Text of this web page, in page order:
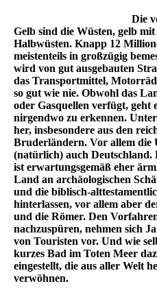
Die
Gelb sind die Wüsten, gelb
Halbwüsten. Knapp 12
meistenteils in großzügig
wird von gut ausgebauten
das Transportmittel,
so gut wie nie. Obwohl das
oder Gasquellen verfügt, geht
nirgendwo zu erkennen.
her, insbesondere aus den
Bruderländern. Vor allem die
(natürlich) auch Deutschland.
ist erwartungsgemäß eher
Land an archäologischen
und die biblisch-
hinterlassen, vor allem aber
und die Römer. Den
nachzuspüren, nehmen sich
von Touristen vor. Und wie
kurzes Bad im Toten Meer
eingestellt, die aus aller Welt
verwöhnen.